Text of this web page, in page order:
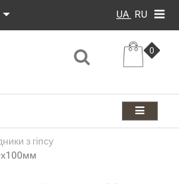
UA RU
0
з гіпсу